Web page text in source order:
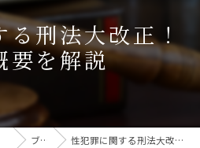
刑法大改正！
要を解説
ブログ 性犯罪に関する刑法大改正！その概要を解説